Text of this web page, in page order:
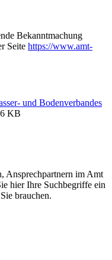
Bekanntmachung
Seite https://www.amt-
und Bodenverbandes
KB
Ansprechpartnern im Amt
hier Ihre Suchbegriffe ein
brauchen.